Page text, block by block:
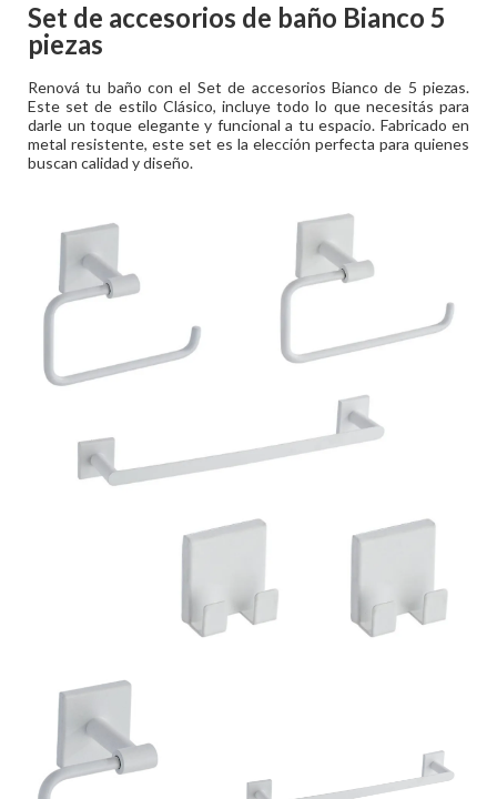
Set de accesorios de baño Bianco 5
piezas
Renová tu baño con el Set de accesorios Bianco de 5 piezas.
Este set de estilo Clásico, incluye todo lo que necesitás para
darle un toque elegante y funcional a tu espacio. Fabricado en
metal resistente, este set es la elección perfecta para quienes
buscan calidad y diseño.